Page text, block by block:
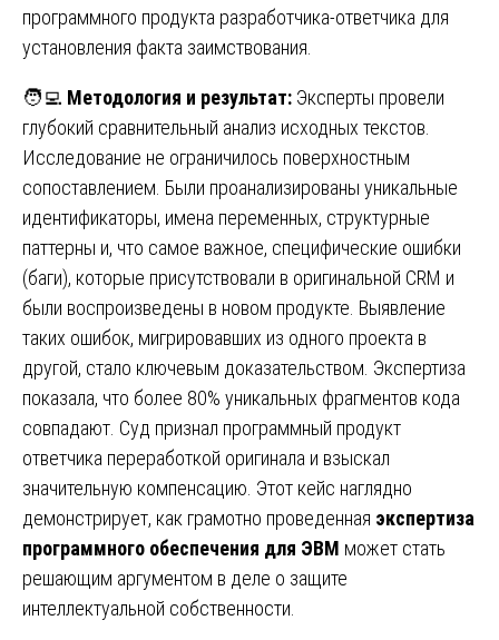
программного продукта разработчика-ответчика для
установления факта заимствования.
🧑‍💻 Методология и результат: Эксперты провели
глубокий сравнительный анализ исходных текстов.
Исследование не ограничилось поверхностным
сопоставлением. Были проанализированы уникальные
идентификаторы, имена переменных, структурные
паттерны и, что самое важное, специфические ошибки
(баги), которые присутствовали в оригинальной CRM и
были воспроизведены в новом продукте. Выявление
таких ошибок, мигрировавших из одного проекта в
другой, стало ключевым доказательством. Экспертиза
показала, что более 80% уникальных фрагментов кода
совпадают. Суд признал программный продукт
ответчика переработкой оригинала и взыскал
значительную компенсацию. Этот кейс наглядно
демонстрирует, как грамотно проведенная экспертиза
программного обеспечения для ЭВМ может стать
решающим аргументом в деле о защите
интеллектуальной собственности.